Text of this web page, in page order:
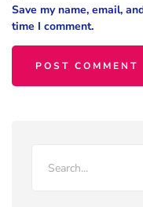
Save my name, email,
time I comment.